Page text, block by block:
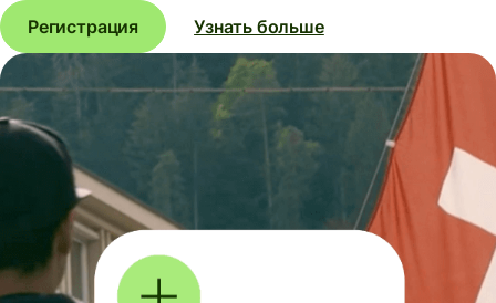
Регистрация
Узнать больше